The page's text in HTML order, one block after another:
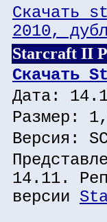
Скачать
2010,
Starcraft II
Скачать
Дата:
Размер:
Версия:
14.11.
версии